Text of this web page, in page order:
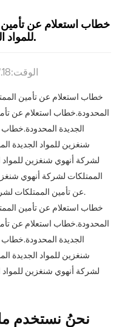
نحنُ نستخدم
خطاب استعلام عن
للمواد الجديدة المحدودة.
الوقت:2024.07.18
خطاب استعلام عن تأمين
المحدودة.خطاب استعلام عن
الجديدة
شنغزين للمواد الجديدة
لشركة أنهوي شنغزين
الممتلكات لشركة أنهوي
عن تأمين الممتلكات لشركة أنهوي شنغزين للمواد الجديدة المحدودة.
خطاب استعلام عن تأمين
المحدودة.خطاب استعلام عن
الجديدة
شنغزين للمواد الجديدة
لشركة أنهوي شنغزين
الممتلكات لشركة أنهوي